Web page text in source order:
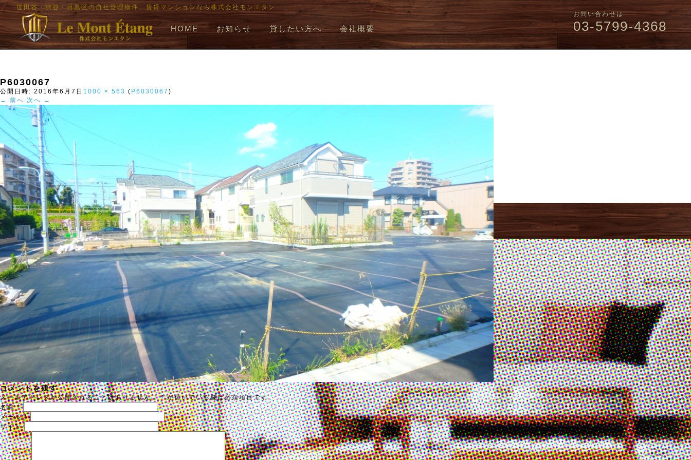
世田谷・渋谷・目黒区の自社管理物件、賃貸マンションなら株式会社モンエタン
HOME お知らせ 貸したい方へ 会社概要
お問い合わせは
03-5799-4368
P6030067
公開日時: 2016年6月7日 1000 × 563 ( P6030067 )
← 前へ 次へ →
コメントを残す
メールアドレスが公開されることはありません。 *が付いている欄は必須項目です
名前*
メール*
サイト